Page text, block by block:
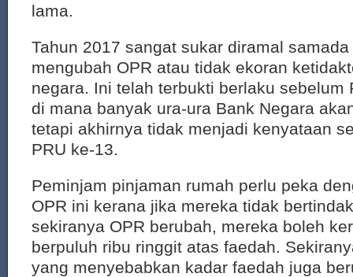
lama.
Tahun 2017 sangat sukar diramal
mengubah OPR atau tidak ekoran
negara. Ini telah terbukti berlaku sebelum
di mana banyak ura-ura Bank Negara
tetapi akhirnya tidak menjadi kenyataan
PRU ke-13.
Peminjam pinjaman rumah perlu peka
OPR ini kerana jika mereka tidak
sekiranya OPR berubah, mereka boleh
berpuluh ribu ringgit atas faedah.
yang menyebabkan kadar faedah juga